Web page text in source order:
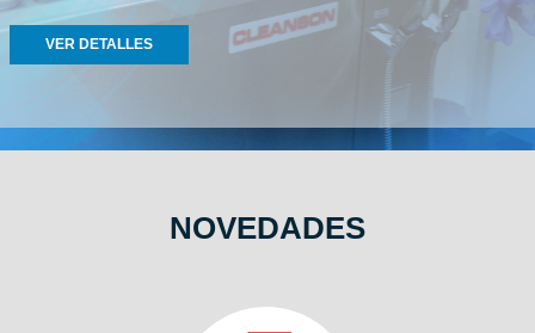
VER DETALLES
NOVEDADES